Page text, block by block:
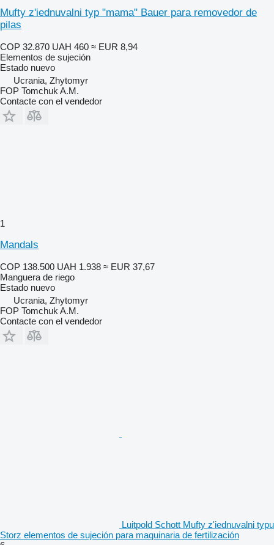
Mufty z'iednuvalni typ "mama" Bauer para removedor de
pilas
COP 32.870 UAH 460 ≈ EUR 8,94
Elementos de sujeción
Estado nuevo
Ucrania, Zhytomyr
FOP Tomchuk A.M.
Contacte con el vendedor
1
Mandals
COP 138.500 UAH 1.938 ≈ EUR 37,67
Manguera de riego
Estado nuevo
Ucrania, Zhytomyr
FOP Tomchuk A.M.
Contacte con el vendedor
Luitpold Schott Mufty z'iednuvalni typu
Storz elementos de sujeción para maquinaria de fertilización